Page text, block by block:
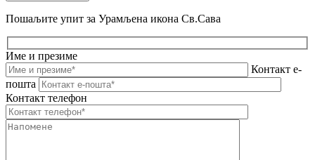
Пошаљите упит за Урамљена икона Св.Сава
Име и презиме
Контакт е-
пошта
Контакт телефон